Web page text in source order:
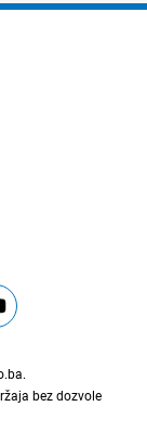
.
bez dozvole